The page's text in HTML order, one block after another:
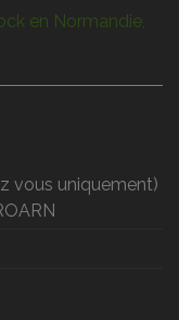
en Normandie,
vous uniquement)